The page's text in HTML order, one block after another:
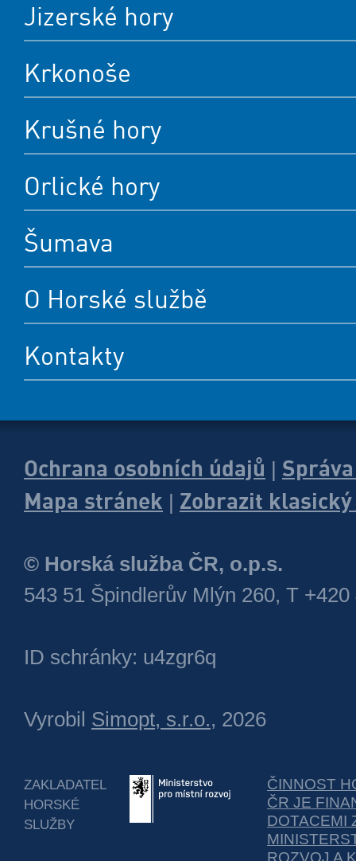
Jizerské hory
Krkonoše
Krušné hory
Orlické hory
Šumava
O Horské službě
Kontakty
Ochrana osobních údajů
Mapa stránek
Zobrazit
© Horská služba ČR, o.p.s.
543 51 Špindlerův Mlýn 260, T +420
ID schránky: u4zgr6q
Vyrobil Simopt, s.r.o., 2026
ZAKLADATEL
HORSKÉ
SLUŽBY
ČINNOST
ČR JE
DOTACEMI